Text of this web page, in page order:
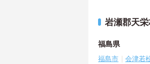
岩瀬郡天
福島県
福島市 会津若